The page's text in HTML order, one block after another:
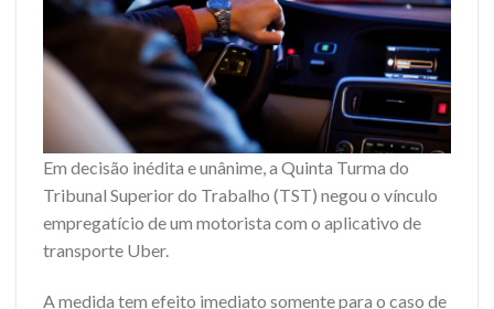
Em decisão inédita eunânime, a Quinta Turma do
Tribunal Superior do Trabalho (TST) negou o vínculo
empregatício de um motorista com o aplicativo de
transporte Uber.
A medida tem efeito imediato somente para o caso de